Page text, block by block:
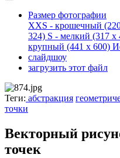
Размер фотографии
XXS - крошечный
324) S - мелкий (317 x
крупный (441 x 600)
слайдшоу
загрузить этот файл
Теги: абстракция
точки
Векторный
точек